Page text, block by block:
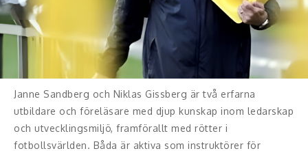
Janne Sandberg och Niklas Gissberg är två erfarna
utbildare och föreläsare med djup kunskap inom ledarskap
och utvecklingsmiljö, framförallt med rötter i
fotbollsvärlden. Båda är aktiva som instruktörer för